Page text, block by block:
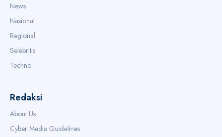
News
Nasional
Regional
Selebritis
Techno
Redaksi
About Us
Cyber Media Guidelines